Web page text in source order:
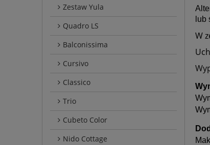
Zestaw Yula
Quadro LS
Balconissima
Cursivo
Classico
Trio
Cubeto Color
Nido Cottage
lub
W